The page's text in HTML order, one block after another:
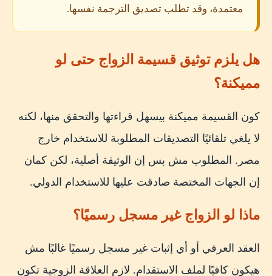
معتمدة، وقد تطلب تصديق الترجمة نفسها.
هل يلزم توثيق قسيمة الزواج حتى لو
مميكنة؟
كون القسيمة مميكنة بيسهل قراءتها والتحقق منها، لكنه
لا يلغي تلقائيًا التصديقات المطلوبة للاستخدام خارج
مصر. المطلوب مش بس إن الوثيقة أصلية، لكن كمان
إن الجهات المختصة صادقت عليها للاستخدام الدولي.
ماذا لو الزواج غير مسجل رسميًا؟
العقد العرفي أو أي إثبات غير مسجل رسميًا غالبًا مش
هيكون كافيًا لملف الاستقدام. لازم العلاقة الزوجية تكون